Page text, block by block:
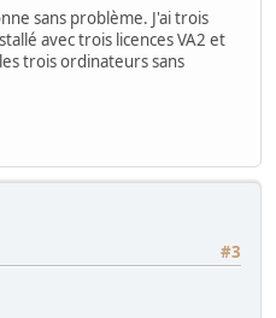
sans problème. J'ai trois
avec trois licences VA2 et
trois ordinateurs sans
#3